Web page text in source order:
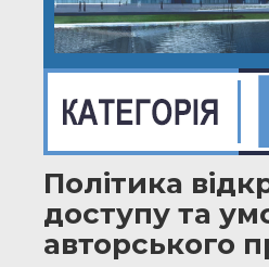
Політика
доступу та
авторського